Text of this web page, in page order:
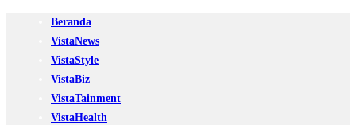
Beranda
VistaNews
VistaStyle
VistaBiz
VistaTainment
VistaHealth